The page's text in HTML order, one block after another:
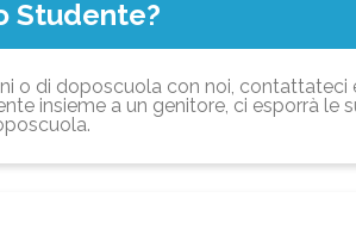
Studente?
o di doposcuola con noi,
insieme a un genitore, ci esporrà le